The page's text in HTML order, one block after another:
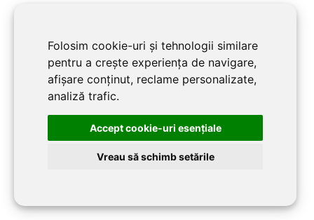
Folosim cookie-uri și tehnologii similare
pentru a crește experiența de navigare,
afișare conținut, reclame personalizate,
analiză trafic.
Accept cookie-uri esenţiale
Vreau să schimb setările
PENTRU FIRME:
Despre TIMIS CONSTRUCT
Înscriere firmă în TIMIS CONSTRUCT
Contact redacția TIMIS CONSTRUCT